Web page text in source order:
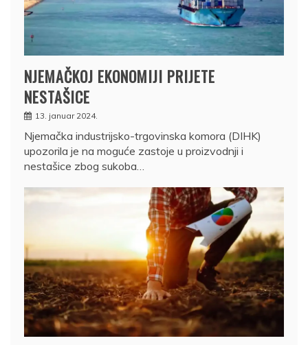
NJEMAČKOJ EKONOMIJI PRIJETE
NESTAŠICE
13. januar 2024.
Njemačka industrijsko-trgovinska komora (DIHK)
upozorila je na moguće zastoje u proizvodnji i
nestašice zbog sukoba…